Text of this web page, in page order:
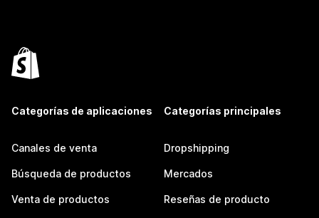
Categorías de aplicaciones
Canales de venta
Búsqueda de productos
Venta de productos
Categorías principales
Dropshipping
Mercados
Reseñas de producto